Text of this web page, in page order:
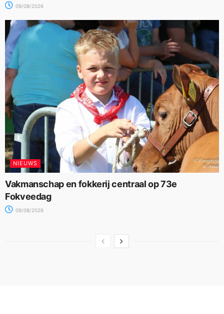
09/08/2026
NIEUWS
Vakmanschap en fokkerij centraal op 73e
Fokveedag
09/08/2026